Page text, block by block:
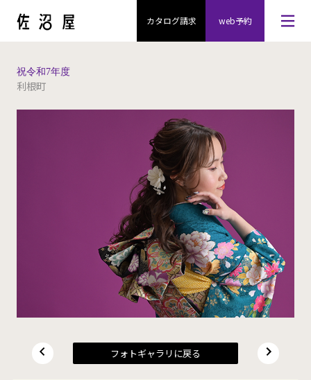
カタログ請求 web予約
祝令和7年度
利根町
フォトギャラリに戻る